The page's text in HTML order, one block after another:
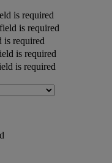
is required
is required
is required
is required
is required